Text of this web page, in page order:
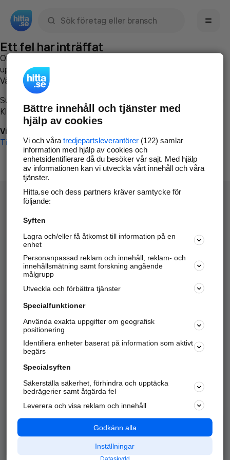
Ett fel har inträffat
Om du vill kan du
uppstod så att vi lättare och snabbare kan avhjälpa det.
Vänligen försök med följande:
Surfa till
Klicka påTillbaka-knappen i webbläsaren och försök igen
Vi beklagar besväret!
Till startsidan
Hitta.se - Gratis nummerupplysning.
Sök företag, personer och platser.
Hitta telefonnummer, adresser, företagsinfo mm.
Marknadsför företaget
Kom igång och annonsera mot
samarbetspartners nära dig.
Alla kategorier
Populära sökningar
API & Kartor
Annonsera
Integritet
Nödnummer
Bättre innehåll och tjänster med
hjälp av cookies
Vi och våra tredjepartsleverantörer(122) samlar
information med hjälp av cookies och
enhetsidentifierare då du besöker vår sajt. Med hjälp
av informationen kan vi utveckla vårt innehåll och våra
tjänster.
Hitta.se och dess partners kräver samtycke för
följande:
Syften
Lagra och/eller få åtkomst till information på en
enhet
Personanpassad reklam och innehåll, reklam- och
innehållsmätning samt forskning angående
målgrupp
Utveckla och förbättra tjänster
Specialfunktioner
Använda exakta uppgifter om geografisk
positionering
Identifiera enheter baserat på information som aktivt
begärs
Specialsyften
Säkerställa säkerhet, förhindra och upptäcka
bedrägerier samt åtgärda fel
Leverera och visa reklam och innehåll
Godkänn alla
Inställningar
Dataskydd